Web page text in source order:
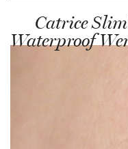
Catrice
Waterproof